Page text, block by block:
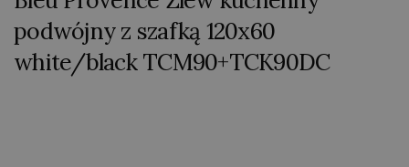
podwójny z szafką 120x60
white/black TCM90+TCK90DC